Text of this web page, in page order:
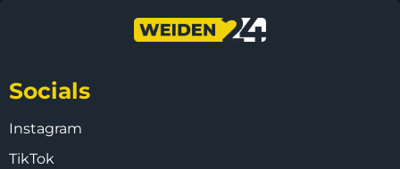
Socials
Instagram
TikTok